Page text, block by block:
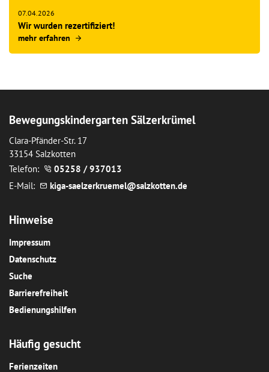
07.04.2026
Wir wurden rezertifiziert!
mehr erfahren
Bewegungskindergarten Sälzerkrümel
Clara-Pfänder-Str. 17
33154 Salzkotten
Telefon:
05258 / 937013
E-Mail:
k g -s lz rkr m l s lzk tt n d
Hinweise
Impressum
Datenschutz
Suche
Barrierefreiheit
Bedienungshilfen
Häufig gesucht
Ferienzeiten